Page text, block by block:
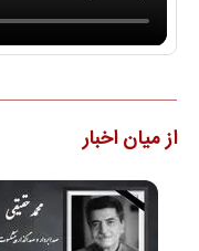
از میان اخبار